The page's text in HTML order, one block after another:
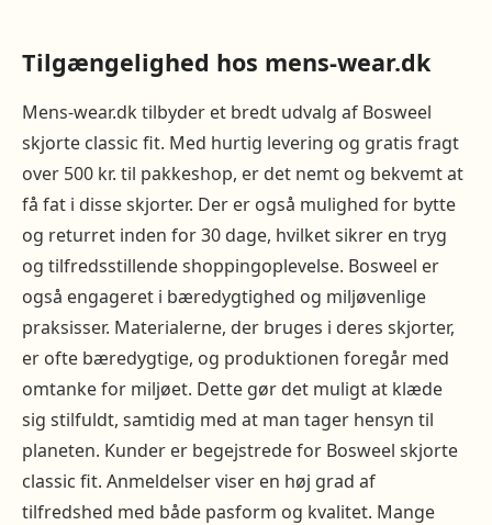
Tilgængelighed hos mens-wear.dk
Mens-wear.dk tilbyder et bredt udvalg af Bosweel
skjorte classic fit. Med hurtig levering og gratis fragt
over 500 kr. til pakkeshop, er det nemt og bekvemt at
få fat i disse skjorter. Der er også mulighed for bytte
og returret inden for 30 dage, hvilket sikrer en tryg
og tilfredsstillende shoppingoplevelse. Bosweel er
også engageret i bæredygtighed og miljøvenlige
praksisser. Materialerne, der bruges i deres skjorter,
er ofte bæredygtige, og produktionen foregår med
omtanke for miljøet. Dette gør det muligt at klæde
sig stilfuldt, samtidig med at man tager hensyn til
planeten. Kunder er begejstrede for Bosweel skjorte
classic fit. Anmeldelser viser en høj grad af
tilfredshed med både pasform og kvalitet. Mange